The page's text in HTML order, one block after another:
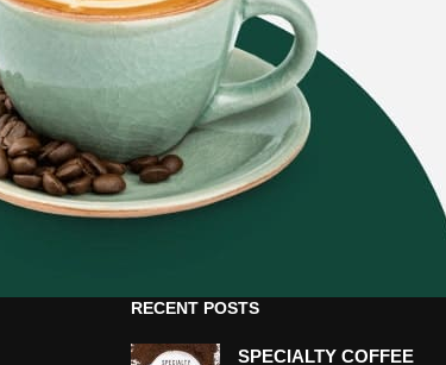
RECENT POSTS
SPECIALTY COFFEE